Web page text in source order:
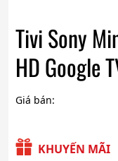
Tivi Sony
HD Google
Giá bán:
KHUYẾN MÃI